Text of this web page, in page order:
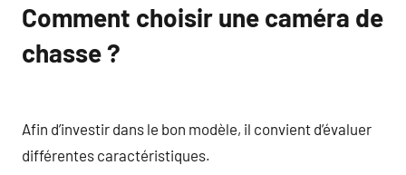
Comment choisir une caméra de
chasse ?
Afin d’investir dans le bon modèle, il convient d’évaluer
différentes caractéristiques.